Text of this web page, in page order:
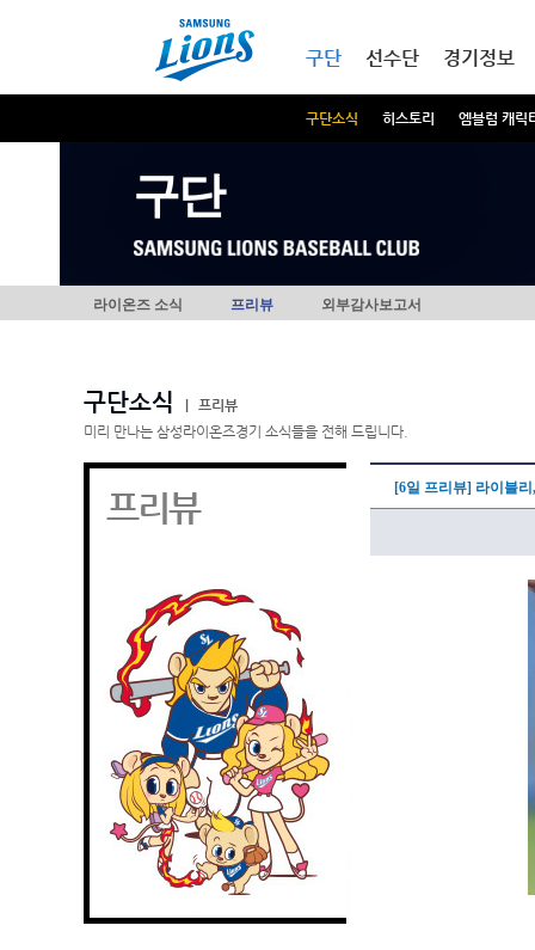
구단
구단소식 히스토리 엠블럼 캐릭
선수단 경기정보
구단
라이온즈 소식 프리뷰 외부감사보고서
구단소식
프리뷰
미리 만나는 삼성라이온즈경기 소식들을 전해 드립니다.
프리뷰 [6일 프리뷰] 라이블